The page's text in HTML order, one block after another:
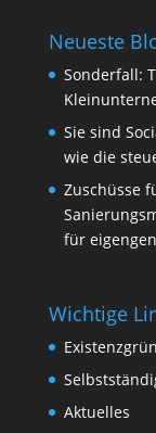
Neueste
Sonderfall:
Sie sind
wie die
Zuschüsse
für
Wichtige
Aktuelles